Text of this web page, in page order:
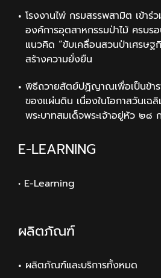
โรงงานไพ่ กรมสรรพสามิต เข้าร่
องค์การอุตสาหกรรมป่าไม้ ครบร
แนวคิด “ขับเคลื่อนสวนป่าเศรษ
สร้างความยั่งยืน
พิธีถวายสัตย์ปฏิญาณเพื่อเป็นข้า
ของแผ่นดิน เนื่องในโอกาสวันเฉ
พระบาทสมเด็จพระเจ้าอยู่หัว ๒
E-LEARNING
• E-Learning
ผลิตภัณฑ์
ผลิตภัณฑ์และบริการทั้งหมด